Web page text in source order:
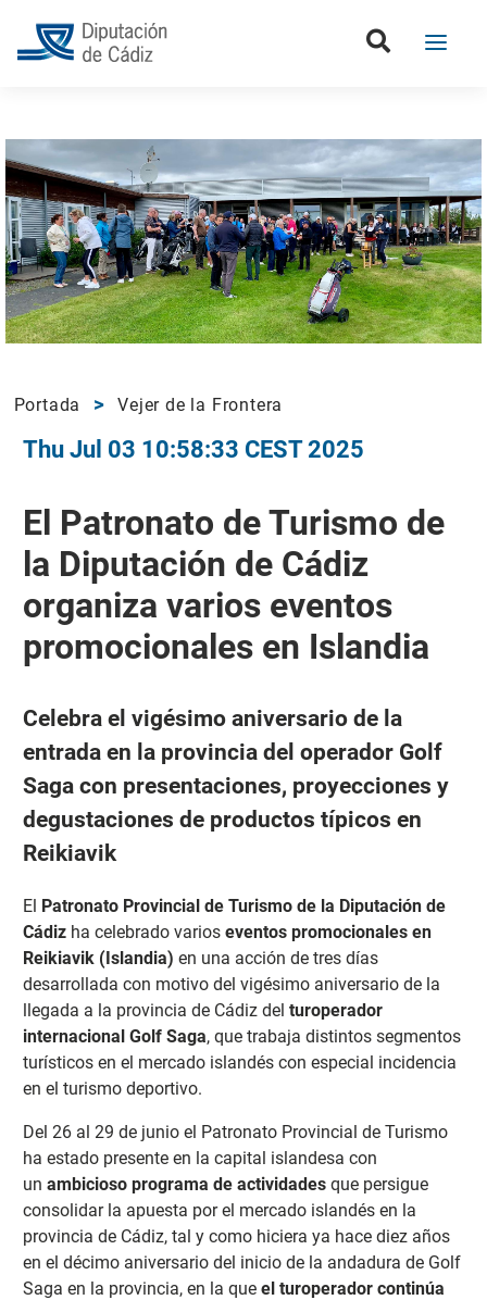
Portada Vejer de la Frontera
Thu Jul 03 10:58:33 CEST 2025
El Patronato de Turismo de
la Diputación de Cádiz
organiza varios eventos
promocionales en Islandia
Celebra el vigésimo aniversario de la
entrada en la provincia del operador Golf
Saga con presentaciones, proyecciones y
degustaciones de productos típicos en
Reikiavik
El Patronato Provincial de Turismo de la Diputación de
Cádizha celebrado varios eventos promocionales en
Reikiavik (Islandia) en una acción de tres días
desarrollada con motivo del vigésimo aniversario de la
llegada a la provincia de Cádiz del turoperador
internacional Golf Saga, que trabaja distintos segmentos
turísticos en el mercado islandés con especial incidencia
en el turismo deportivo.
Del 26 al 29 de junio el Patronato Provincial de Turismo
ha estado presente en la capital islandesa con
un ambicioso programa de actividadesque persigue
consolidar la apuesta por el mercado islandés en la
provincia de Cádiz, tal y como hiciera ya hace diez años
en el décimo aniversario del inicio de la andadura de Golf
Saga en la provincia, en la que el turoperador continúa